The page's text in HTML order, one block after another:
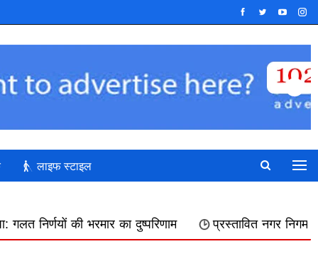
लाइफ स्टाइल
का दुष्परिणाम प्रस्तावित नगर निगम में शामिल किए जाने